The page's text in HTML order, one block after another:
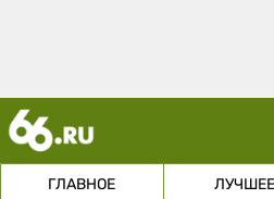
ГЛАВНОЕ ЛУЧШЕЕ